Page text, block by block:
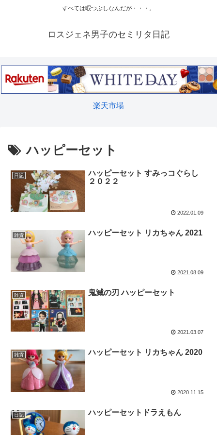
すべては暇つぶしなんだが・・・。
ロスジェネ男子のセミリタ日記
楽天市場
ハッピーセット
日記
ハッピーセット すみっコぐらし
２０２２
2022.01.09
雑貨 ハッピーセット リカちゃん 2021
2021.08.09
雑貨 鬼滅の刃 ハッピーセット
2021.03.07
雑貨 ハッピーセット リカちゃん 2020
2020.11.15
日記 ハッピーセットドラえもん